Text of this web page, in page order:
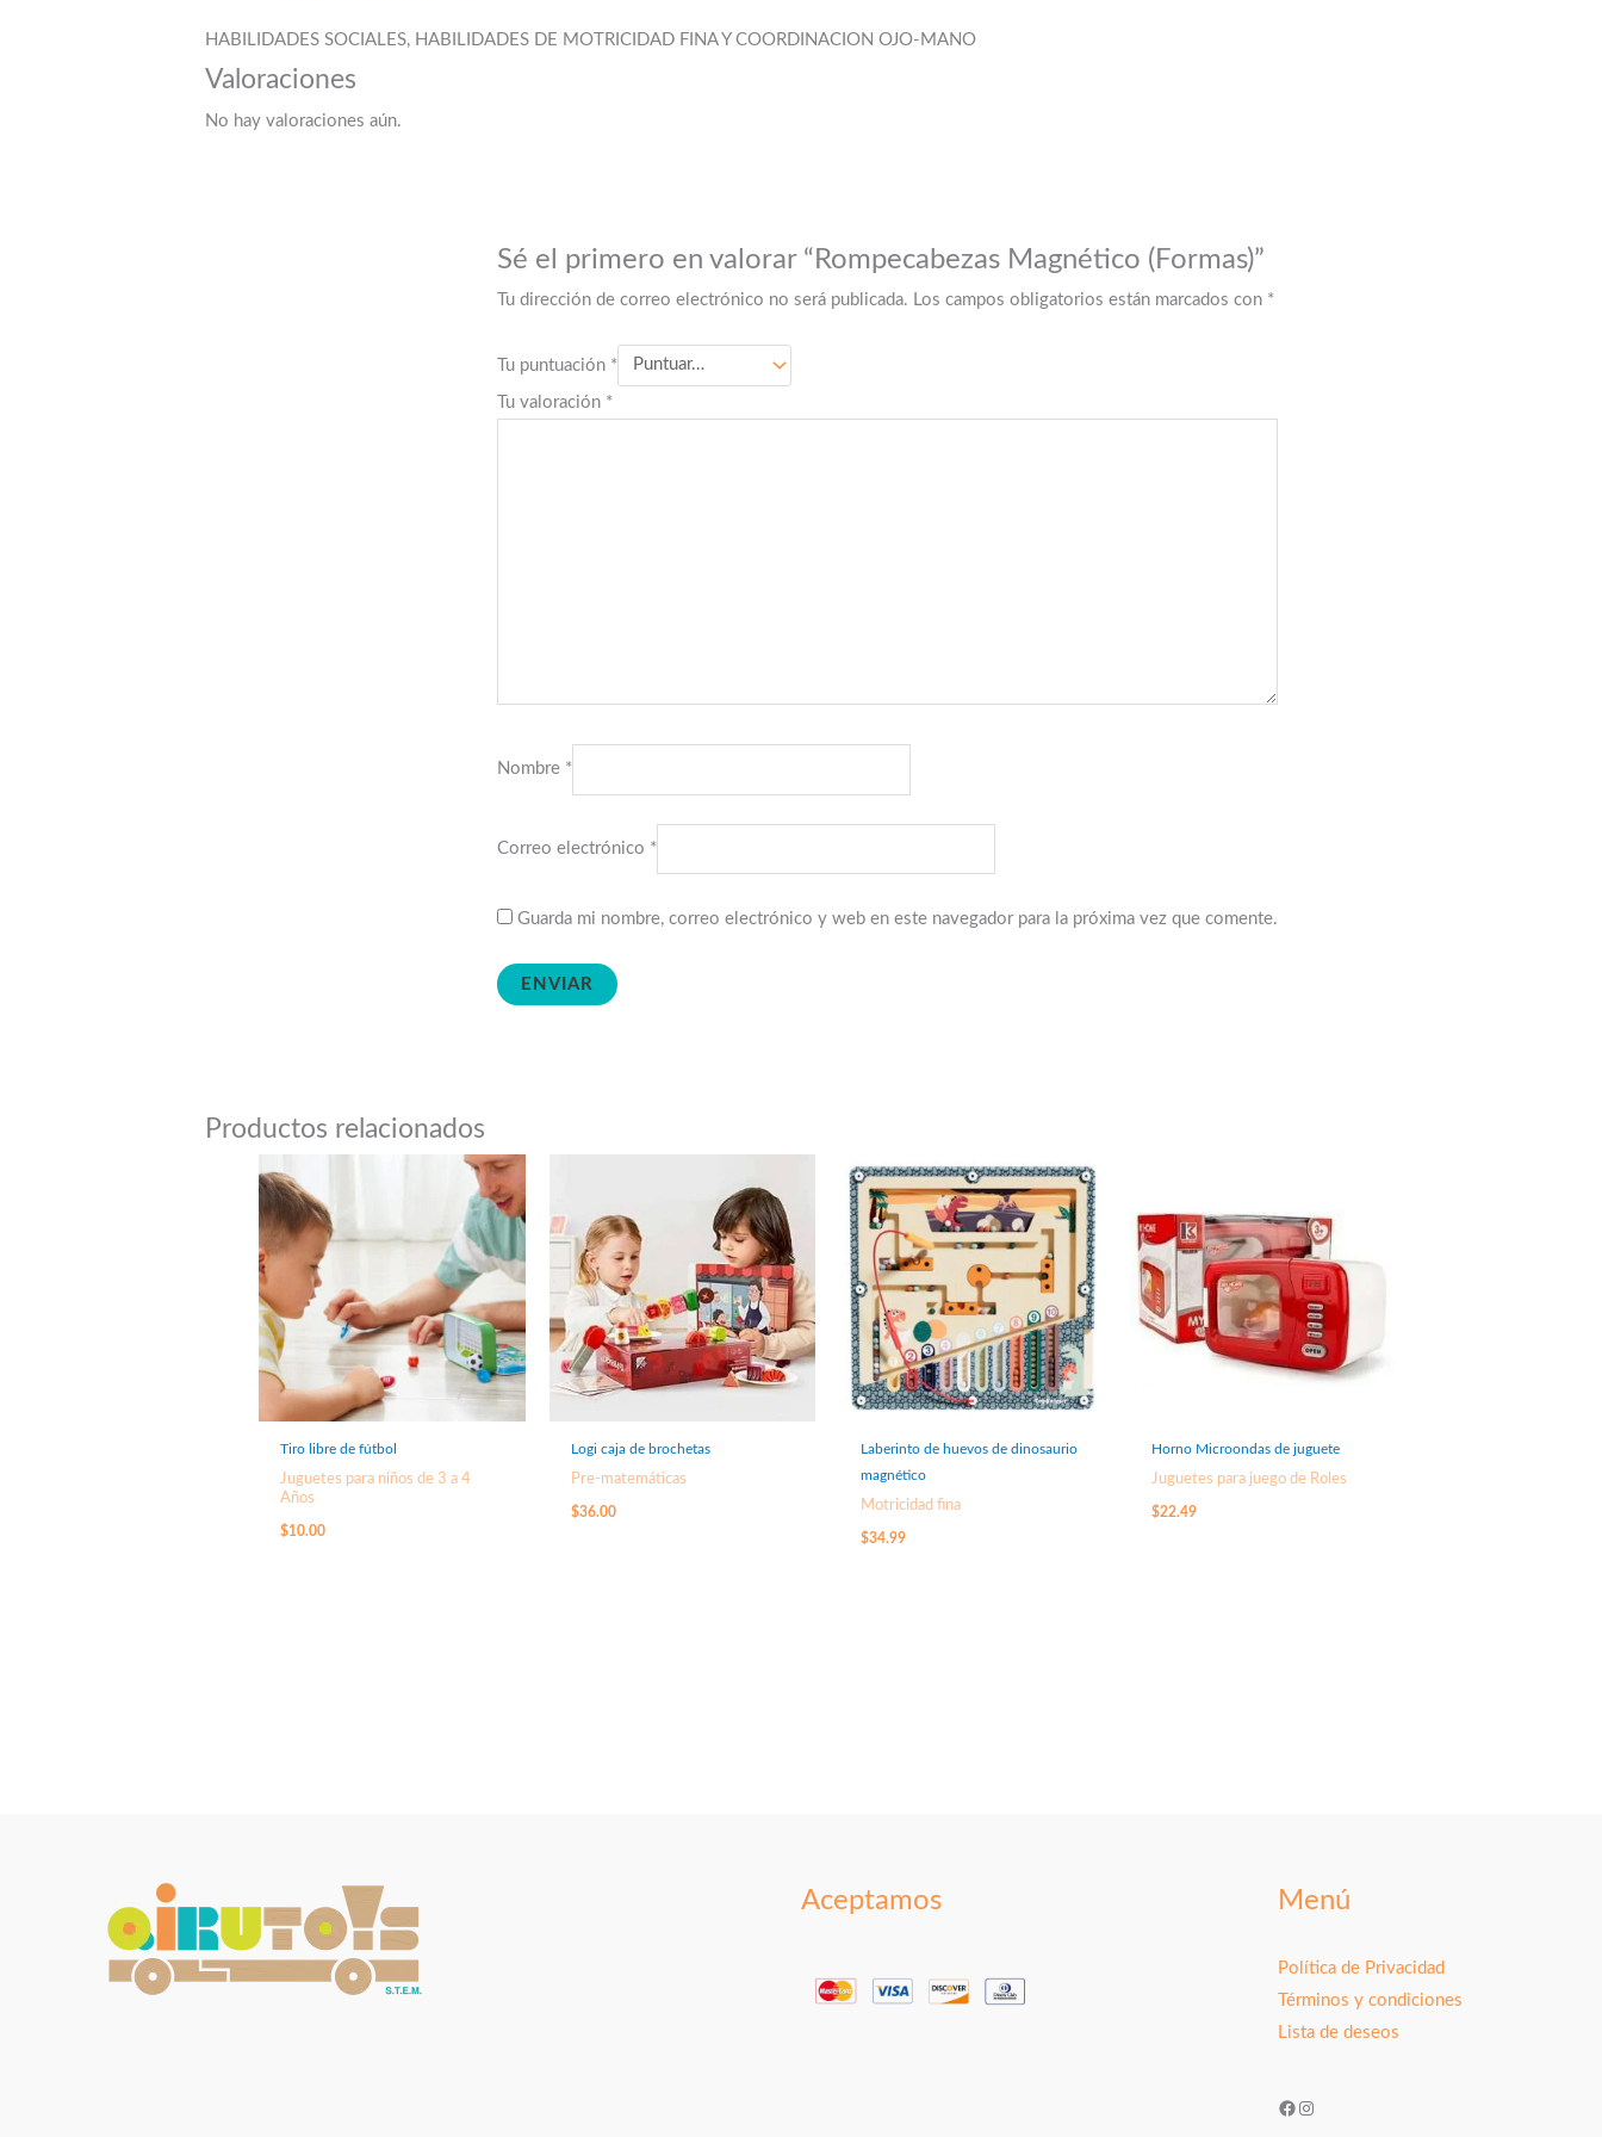
HABILIDADES SOCIALES, HABILIDADES DE MOTRICIDAD FINA Y COORDINACION OJO-MANO
Valoraciones
No hay valoraciones aún.
Sé el primero en valorar “Rompecabezas Magnético (Formas)”
Tu dirección de correo electrónico no será publicada. Los campos obligatorios están marcados con *
Tu puntuación *
Tu valoración *
Nombre *
Correo electrónico *
Guarda mi nombre, correo electrónico y web en este navegador para la próxima vez que comente.
Productos relacionados
Tiro libre de fútbol
Juguetes para niños de 3 a 4
Años
$10.00
Logi caja de brochetas
Pre-matemáticas
$36.00
Laberinto de huevos de dinosaurio
magnético
Motricidad fina
$34.99
Horno Microondas de juguete
Juguetes para juego de Roles
$22.49
Aceptamos Menú
Política de Privacidad
Términos y condiciones
Lista de deseos
Facebook
Instagram